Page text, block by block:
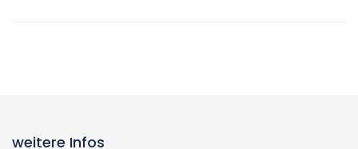
weitere Infos